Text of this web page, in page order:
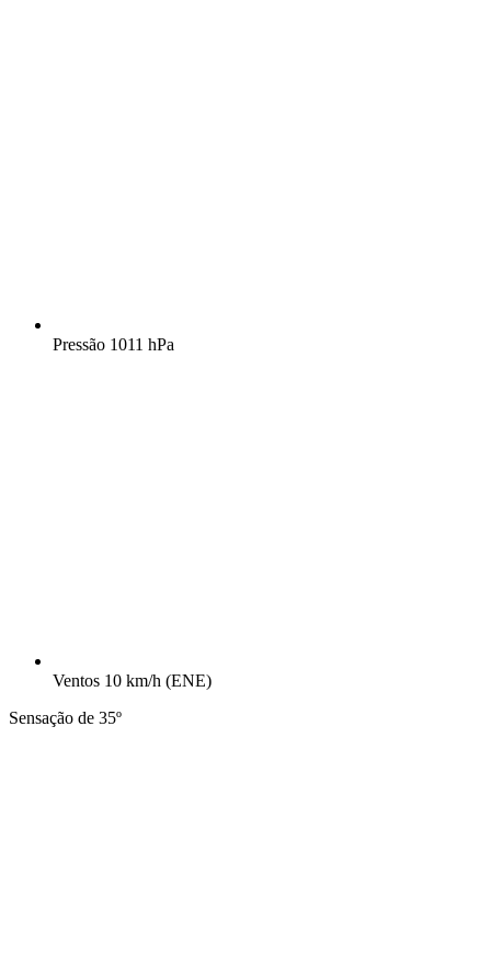
Pressão 1011 hPa
Ventos 10 km/h (ENE)
Sensação de 35º